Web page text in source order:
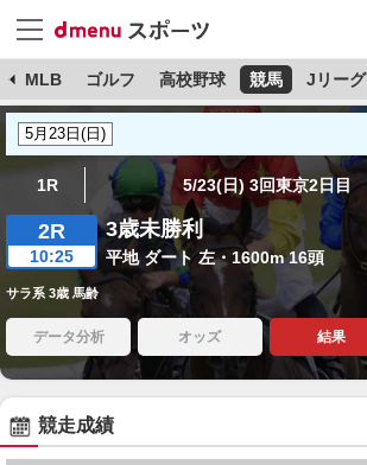
MLB ゴルフ 高校野球 競馬 Jリーグ
1R 5/23(日) 3回東京2日目
2R
10:25
3歳未勝利
平地 ダート 左・1600m 16頭
サラ系 3歳 馬齢
データ分析 オッズ 結果
競走成績